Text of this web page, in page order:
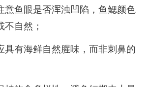
鱼眼是否浑浊凹陷，鱼鳃颜色
不自然；
有海鲜自然腥味，而非刺鼻的